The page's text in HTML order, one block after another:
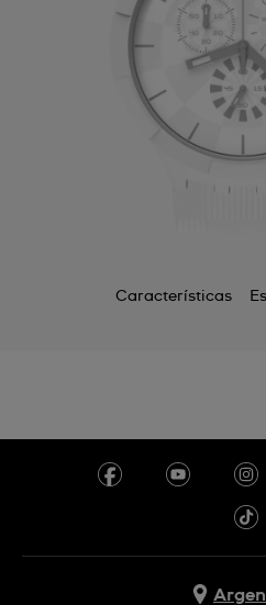
Características